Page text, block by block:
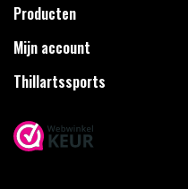
Producten
Mijn account
Thillartssports